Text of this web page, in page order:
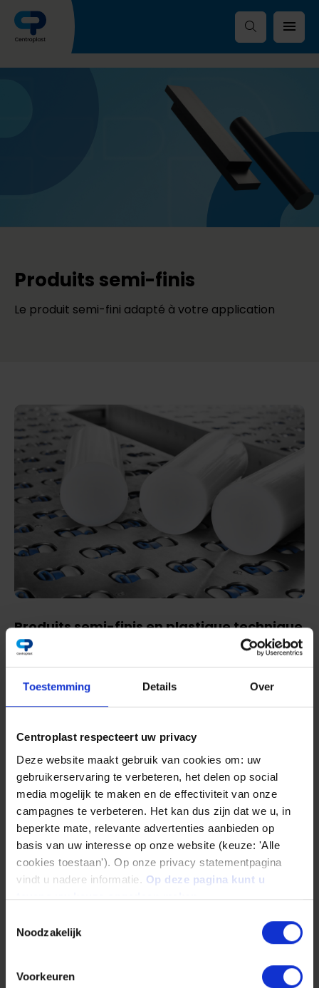
Toestemming Details Over
Centroplast respecteert uw privacy
Deze website maakt gebruik van cookies om: uw
gebruikerservaring te verbeteren, het delen op social
media mogelijk te maken en de effectiviteit van onze
campagnes te verbeteren. Het kan dus zijn dat we u, in
beperkte mate, relevante advertenties aanbieden op
basis van uw interesse op onze website (keuze: 'Alle
cookies toestaan'). Op onze privacy statementpagina
vindt u nadere informatie. Op deze pagina kunt u
tevens uw keuze ongedaan maken.
Noodzakelijk
Voorkeuren
Produits semi-finis
Le produit semi-fini adapté à votre application
Produits semi-finis en plastique technique
: Matériaux
En savoir plus
Formats de nos produits semi-finis